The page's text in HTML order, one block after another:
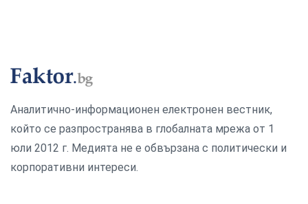
Аналитично-информационен електронен вестник,
който се разпространява в глобалната мрежа от 1
юли 2012 г. Медията не е обвързана с политически и
корпоративни интереси.